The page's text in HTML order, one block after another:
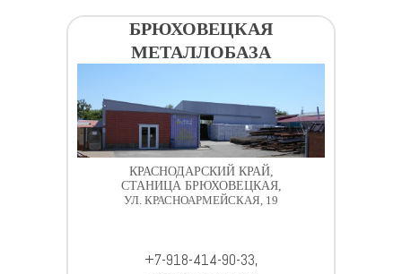
БРЮХОВЕЦКАЯ
МЕТАЛЛОБАЗА
КРАСНОДАРСКИЙ КРАЙ,
СТАНИЦА БРЮХОВЕЦКАЯ,
УЛ. КРАСНОАРМЕЙСКАЯ, 19
+7-918-414-90-33,